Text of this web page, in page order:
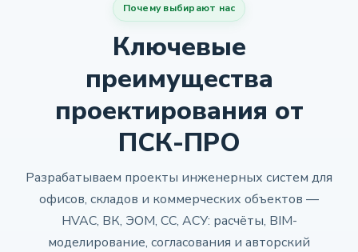
Почему выбирают нас
Ключевые
преимущества
проектирования от
ПСК-ПРО
Разрабатываем проекты инженерных систем для
офисов, складов и коммерческих объектов —
HVAC, ВК, ЭОМ, СС, АСУ: расчёты, BIM-
моделирование, согласования и авторский